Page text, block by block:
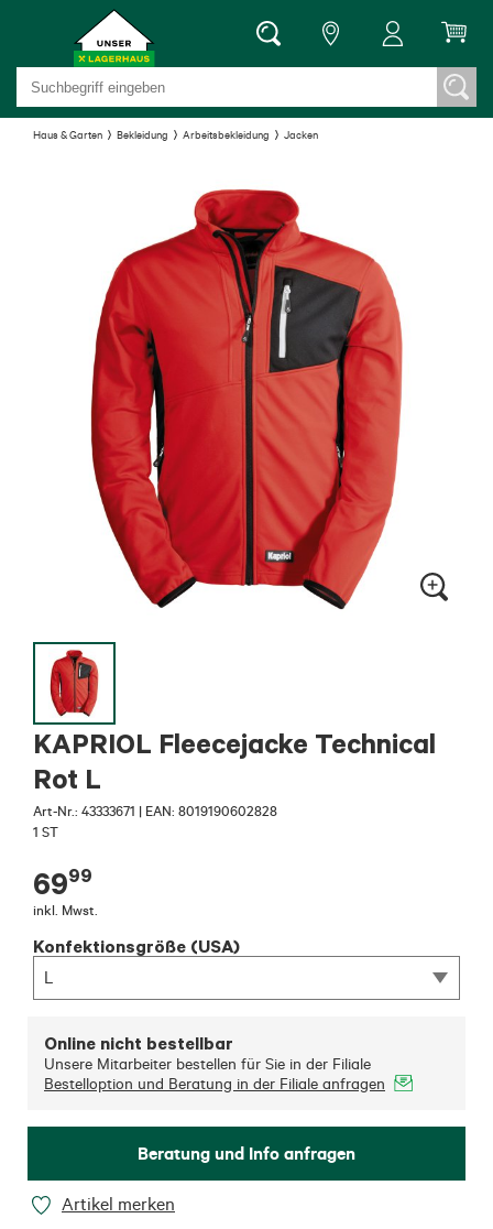
Haus & Garten Bekleidung Arbeitsbekleidung Jacken
KAPRIOL Fleecejacke Technical
Rot L
Art-Nr.: 43333671 | EAN: 8019190602828
1 ST
6999
inkl. Mwst.
Konfektionsgröße (USA)
L
Online nicht bestellbar
Unsere Mitarbeiter bestellen für Sie in der Filiale
Bestelloption und Beratung in der Filiale anfragen
Beratung und Info anfragen
Artikel merken